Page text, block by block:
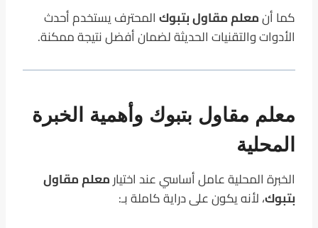
كما أنمعلم مقاول بتبوكالمحترف يستخدم أحدث
الأدوات والتقنيات الحديثة لضمان أفضل نتيجة ممكنة.
معلم مقاول بتبوك وأهمية الخبرة
المحلية
الخبرة المحلية عامل أساسي عند اختيارمعلم مقاول
بتبوك، لأنه يكون على دراية كاملة بـ: